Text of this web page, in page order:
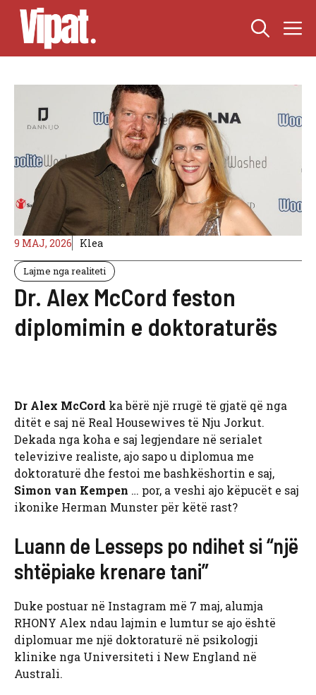
Skip
content
9 MAJ, 2026 Klea
Lajme nga realiteti
Dr. Alex McCord feston
diplomimin e doktoraturës
Dr Alex McCord ka bërë një rrugë të gjatë që nga
ditët e saj në Real Housewives të Nju Jorkut.
Dekada nga koha e saj legjendare në serialet
televizive realiste, ajo sapo u diplomua me
doktoraturë dhe festoi me bashkëshortin e saj,
Simon van Kempen … por, a veshi ajo këpucët e saj
ikonike Herman Munster për këtë rast?
Luann de Lesseps po ndihet si “një
shtëpiake krenare tani”
Duke postuar në Instagram më 7 maj, alumja
RHONY Alex ndau lajmin e lumtur se ajo është
diplomuar me një doktoraturë në psikologji
klinike nga Universiteti i New England në
Australi.